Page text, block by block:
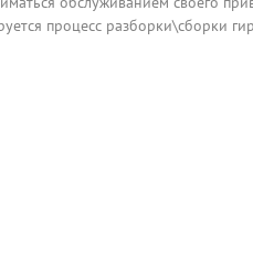
процесс разборки\сборки